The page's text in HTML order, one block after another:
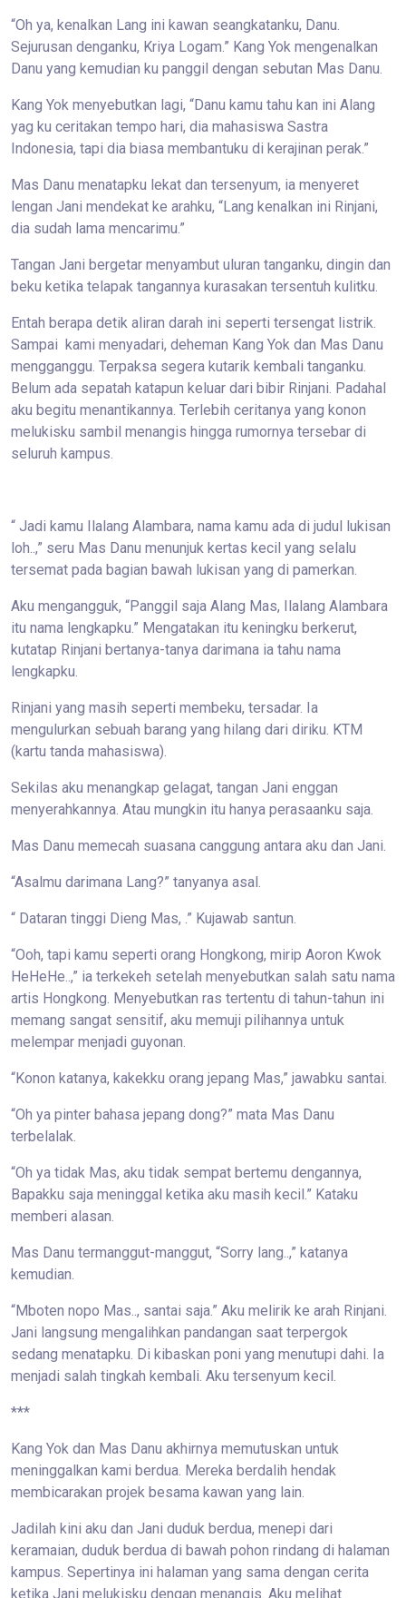
“Oh ya, kenalkan Lang ini kawan seangkatanku, Danu.
Sejurusan denganku, Kriya Logam.” Kang Yok mengenalkan
Danu yang kemudian ku panggil dengan sebutan Mas Danu.
Kang Yok menyebutkan lagi, “Danu kamu tahu kan ini Alang
yag ku ceritakan tempo hari, dia mahasiswa Sastra
Indonesia, tapi dia biasa membantuku di kerajinan perak.”
Mas Danu menatapku lekat dan tersenyum, ia menyeret
lengan Jani mendekat ke arahku, “Lang kenalkan ini Rinjani,
dia sudah lama mencarimu.”
Tangan Jani bergetar menyambut uluran tanganku, dingin dan
beku ketika telapak tangannya kurasakan tersentuh kulitku.
Entah berapa detik aliran darah ini seperti tersengat listrik.
Sampai kami menyadari, deheman Kang Yok dan Mas Danu
mengganggu. Terpaksa segera kutarik kembali tanganku.
Belum ada sepatah katapun keluar dari bibir Rinjani. Padahal
aku begitu menantikannya. Terlebih ceritanya yang konon
melukisku sambil menangis hingga rumornya tersebar di
seluruh kampus.
“ Jadi kamu Ilalang Alambara, nama kamu ada di judul lukisan
loh..,” seru Mas Danu menunjuk kertas kecil yang selalu
tersemat pada bagian bawah lukisan yang di pamerkan.
Aku mengangguk, “Panggil saja Alang Mas, Ilalang Alambara
itu nama lengkapku.” Mengatakan itu keningku berkerut,
kutatap Rinjani bertanya-tanya darimana ia tahu nama
lengkapku.
Rinjani yang masih seperti membeku, tersadar. Ia
mengulurkan sebuah barang yang hilang dari diriku. KTM
(kartu tanda mahasiswa).
Sekilas aku menangkap gelagat, tangan Jani enggan
menyerahkannya. Atau mungkin itu hanya perasaanku saja.
Mas Danu memecah suasana canggung antara aku dan Jani.
“Asalmu darimana Lang?” tanyanya asal.
“ Dataran tinggi Dieng Mas, .” Kujawab santun.
“Ooh, tapi kamu seperti orang Hongkong, mirip Aoron Kwok
HeHeHe..,” ia terkekeh setelah menyebutkan salah satu nama
artis Hongkong. Menyebutkan ras tertentu di tahun-tahun ini
memang sangat sensitif, aku memuji pilihannya untuk
melempar menjadi guyonan.
“Konon katanya, kakekku orang jepang Mas,” jawabku santai.
“Oh ya pinter bahasa jepang dong?” mata Mas Danu
terbelalak.
“Oh ya tidak Mas, aku tidak sempat bertemu dengannya,
Bapakku saja meninggal ketika aku masih kecil.” Kataku
memberi alasan.
Mas Danu termanggut-manggut, “Sorry lang..,” katanya
kemudian.
“Mboten nopo Mas.., santai saja.” Aku melirik ke arah Rinjani.
Jani langsung mengalihkan pandangan saat terpergok
sedang menatapku. Di kibaskan poni yang menutupi dahi. Ia
menjadi salah tingkah kembali. Aku tersenyum kecil.
***
Kang Yok dan Mas Danu akhirnya memutuskan untuk
meninggalkan kami berdua. Mereka berdalih hendak
membicarakan projek besama kawan yang lain.
Jadilah kini aku dan Jani duduk berdua, menepi dari
keramaian, duduk berdua di bawah pohon rindang di halaman
kampus. Sepertinya ini halaman yang sama dengan cerita
ketika Jani melukisku dengan menangis. Aku melihat